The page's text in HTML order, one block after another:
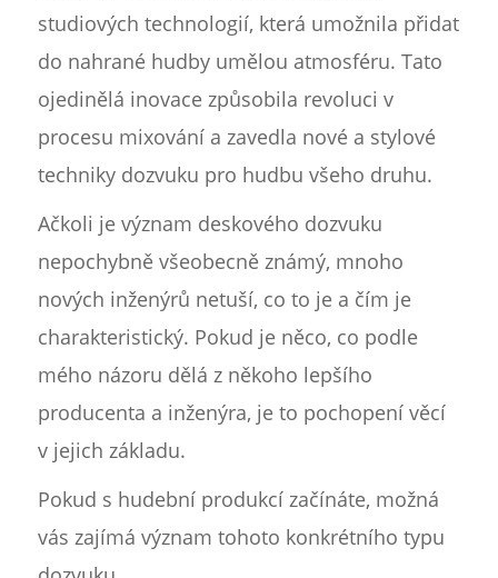
studiových technologií, která umožnila přidat
do nahrané hudby umělou atmosféru. Tato
ojedinělá inovace způsobila revoluci v
procesu mixování a zavedla nové a stylové
techniky dozvuku pro hudbu všeho druhu.
Ačkoli je význam deskového dozvuku
nepochybně všeobecně známý, mnoho
nových inženýrů netuší, co to je a čím je
charakteristický. Pokud je něco, co podle
mého názoru dělá z někoho lepšího
producenta a inženýra, je to pochopení věcí
v jejich základu.
Pokud s hudební produkcí začínáte, možná
vás zajímá význam tohoto konkrétního typu